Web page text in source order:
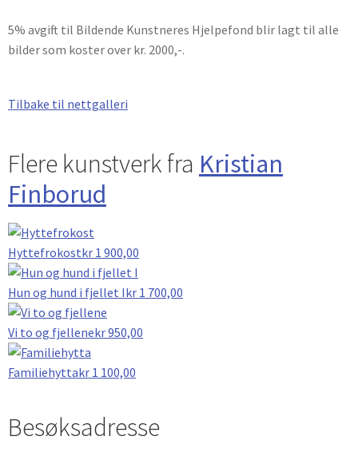
5% avgift til Bildende Kunstneres Hjelpefond blir lagt til alle
bilder som koster over kr. 2000,-.
Tilbake til nettgalleri
Flere kunstverk fra Kristian
Finborud
Hyttefrokostkr 1 900,00
Hun og hund i fjellet Ikr 1 700,00
Vi to og fjellenekr950,00
Familiehyttakr 1 100,00
Besøksadresse